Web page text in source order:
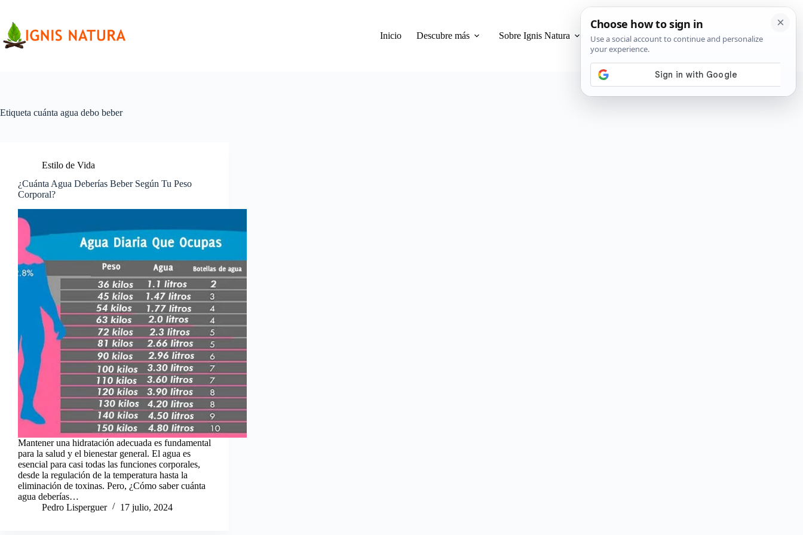
contenido
Inicio
Descubre más Sobre Ignis Natura Privacidad y Cookies
Etiqueta cuánta agua debo beber
Estilo de Vida
¿Cuánta Agua Deberías Beber Según Tu Peso
Corporal?
Mantener una hidratación adecuada es fundamental
para la salud y el bienestar general. El agua es
esencial para casi todas las funciones corporales,
desde la regulación de la temperatura hasta la
eliminación de toxinas. Pero, ¿Cómo saber cuánta
agua deberías…
Pedro Lisperguer
17 julio, 2024